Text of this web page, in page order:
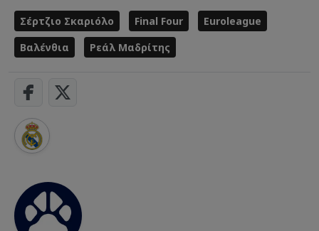
Σέρτζιο Σκαριόλο Final Four
Euroleague
Βαλένθια
Ρεάλ Μαδρίτης